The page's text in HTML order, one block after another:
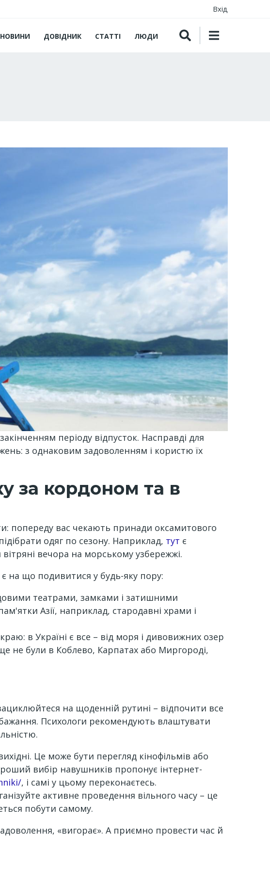
Вхід
НОВИНИ ДОВІДНИК СТАТТІ ЛЮДИ
періоду відпусток. Насправді для
з однаковим задоволенням і користю їх
за кордоном та в
попереду вас чекають принади оксамитового
одяг по сезону. Наприклад, тут є
вечора на морському узбережжі.
на що подивитися у будь-яку пору:
театрами, замками і затишними
Азії, наприклад, стародавні храми і
в Україні є все – від моря і дивовижних озер
не були в Коблево, Карпатах або Миргороді,
на щоденній рутині – відпочити все
Психологи рекомендують влаштувати
Це може бути перегляд кінофільмів або
вибір навушників пропонує інтернет-
, і самі у цьому переконаєтесь.
активне проведення вільного часу – це
побути самому.
«вигорає». А приємно провести час й